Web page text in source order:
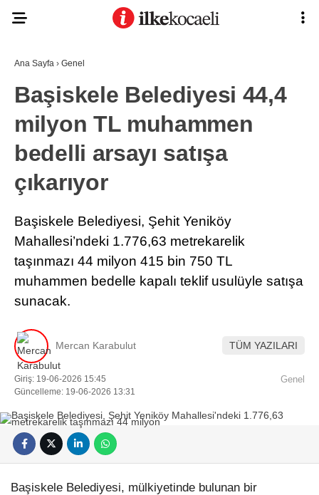
Ana Sayfa › Genel
Başiskele Belediyesi 44,4
milyon TL muhammen
bedelli arsayı satışa
çıkarıyor
Başiskele Belediyesi, Şehit Yeniköy
Mahallesi’ndeki 1.776,63 metrekarelik
taşınmazı 44 milyon 415 bin 750 TL
muhammen bedelle kapalı teklif usulüyle satışa
sunacak.
Mercan Karabulut TÜM YAZILARI
Giriş: 19-06-2026 15:45
Güncelleme: 19-06-2026 13:31
Genel
Başiskele Belediyesi, mülkiyetinde bulunan bir